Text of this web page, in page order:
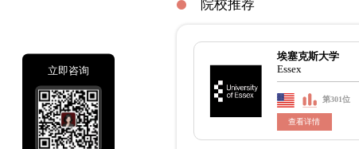
院校推荐
埃塞克斯大学
Essex
第301位
查看详情
立即咨询